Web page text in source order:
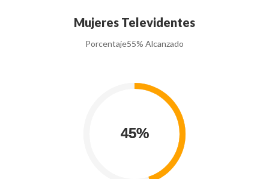
Mujeres Televidentes
Porcentaje55% Alcanzado